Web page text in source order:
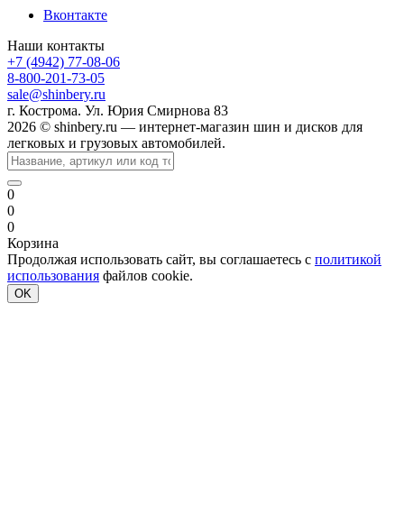
Вконтакте
Наши контакты
+7 (4942) 77-08-06
8-800-201-73-05
sale@shinbery.ru
г. Кострома. Ул. Юрия Смирнова 83
2026 © shinbery.ru — интернет-магазин шин и дисков для
легковых и грузовых автомобилей.
0
0
0
Корзина
Продолжая использовать сайт, вы соглашаетесь с политикой
использования файлов cookie.
OK